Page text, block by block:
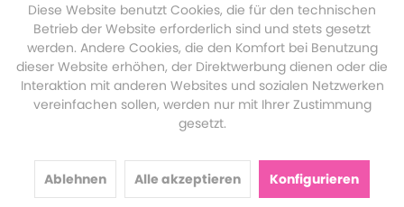
Diese Website benutzt Cookies, die für den technischen
Betrieb der Website erforderlich sind und stets gesetzt
werden. Andere Cookies, die den Komfort bei Benutzung
dieser Website erhöhen, der Direktwerbung dienen oder die
Interaktion mit anderen Websites und sozialen Netzwerken
vereinfachen sollen, werden nur mit Ihrer Zustimmung
gesetzt.
Ablehnen Alle akzeptieren Konfigurieren